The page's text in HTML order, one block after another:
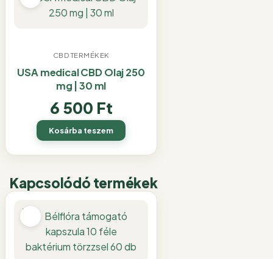
CBD TERMÉKEK
USA medical CBD Olaj 250
mg | 30 ml
6 500 Ft
Kosárba teszem
Kapcsolódó termékek